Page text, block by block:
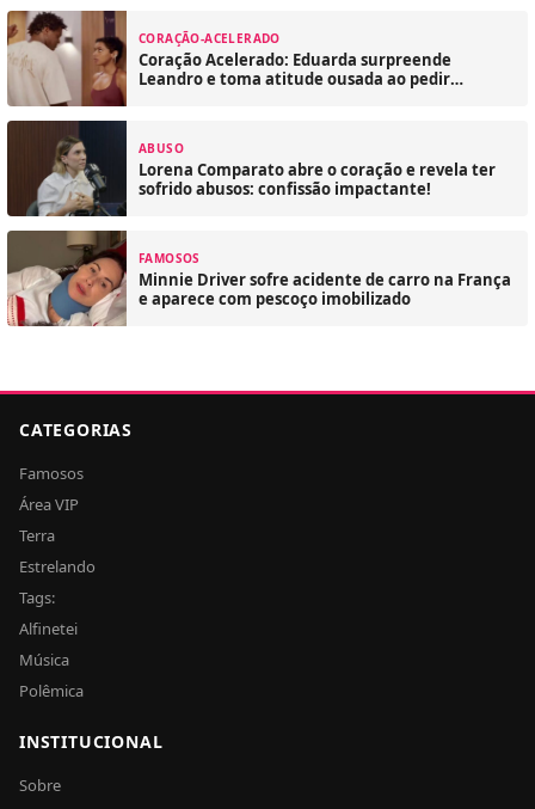
CORAÇÃO-ACELERADO
Coração Acelerado: Eduarda surpreende
Leandro e toma atitude ousada ao pedir
ABUSO
Lorena Comparato abre o coração e revela ter
sofrido abusos: confissão impactante!
FAMOSOS
Minnie Driver sofre acidente de carro na França
e aparece com pescoço imobilizado
CATEGORIAS
Famosos
Área VIP
Terra
Estrelando
Tags:
Alfinetei
Música
Polêmica
INSTITUCIONAL
Sobre